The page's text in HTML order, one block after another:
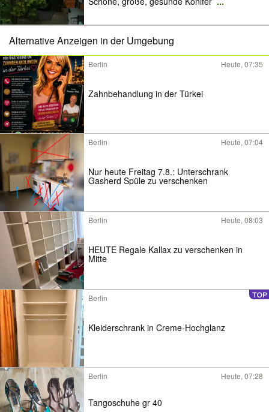
Alternative Anzeigen in der Umgebung
Berlin Heute, 07:35
Zahnbehandlung in der Türkei
Berlin Heute, 07:04
Nur heute Freitag 7.8.: Unterschrank
Gasherd Spüle zu verschenken
Berlin Heute, 08:03
HEUTE Regale Kallax zu verschenken in
Mitte
Berlin
Kleiderschrank in Creme-Hochglanz
Berlin Heute, 07:28
Tangoschuhe gr 40